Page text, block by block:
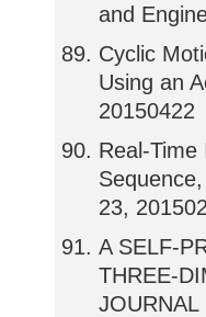
and
Cyclic
Using an
20150422
Real-
23,
A SELF-
THREE-